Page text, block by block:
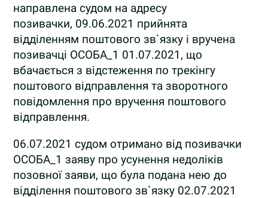
направлена судом на адресу
позивачки, 09.06.2021 прийнята
відділенням поштового зв`язку і вручена
позивачці ОСОБА_1 01.07.2021, що
вбачається з відстеження по трекінгу
поштового відправлення та зворотного
повідомлення про вручення поштового
відправлення.
06.07.2021 судом отримано від позивачки
ОСОБА_1 заяву про усунення недоліків
позовної заяви, що була подана нею до
відділення поштового зв`язку 02.07.2021